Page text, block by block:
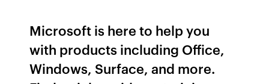
Microsoft is here to help you
with products including Office,
Windows, Surface, and more.